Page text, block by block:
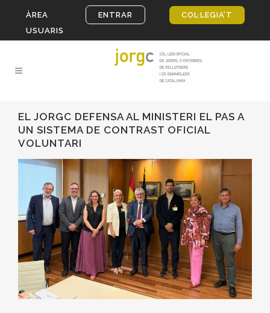
ÀREA
USUARIS
ENTRAR COL·LEGIA’T
EL JORGC DEFENSA AL MINISTERI EL PAS A
UN SISTEMA DE CONTRAST OFICIAL
VOLUNTARI